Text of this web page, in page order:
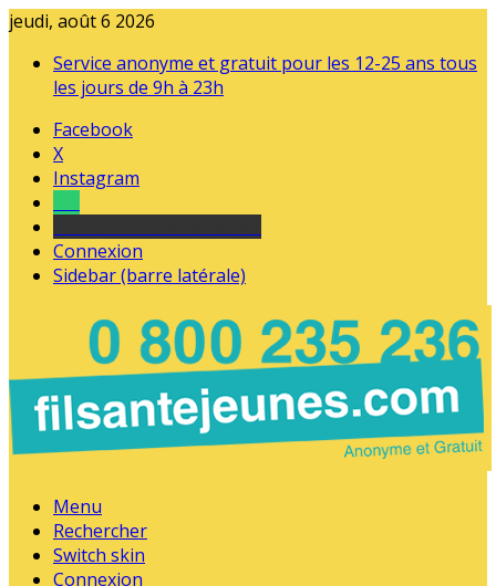
jeudi, août 6 2026
Service anonyme et gratuit pour les 12-25 ans tous
les jours de 9h à 23h
Facebook
X
Instagram
Connexion
Sidebar (barre latérale)
Menu
Rechercher
Switch skin
Connexion